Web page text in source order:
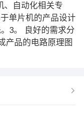
、自动化相关专
单片机的产品设计
3。 良好的需求分
产品的电路原理图